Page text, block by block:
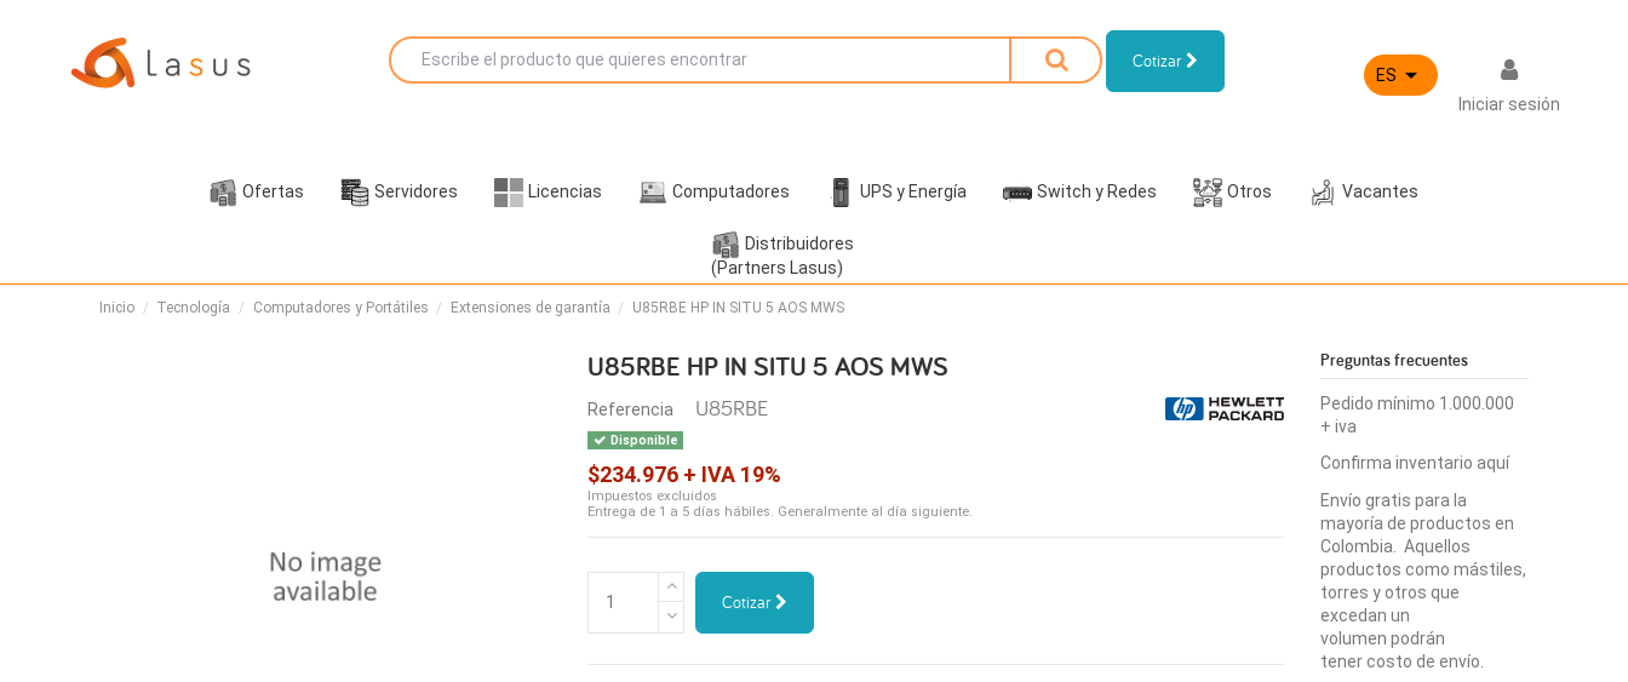
Cotizar
ES 
Iniciar sesión
Ofertas Servidores Licencias Computadores UPS y Energía Switch y Redes Otros Vacantes
Distribuidores
(Partners Lasus)
Inicio Tecnología Computadores y Portátiles Extensiones de garantía U85RBE HP IN SITU 5 AOS MWS
U85RBE HP IN SITU 5 AOS MWS
Referencia U85RBE
Disponible
$234.976 + IVA 19%
Impuestos excluidos
Entrega de 1 a 5 días hábiles. Generalmente al día siguiente.
Cotizar
Preguntas frecuentes
Pedido mínimo 1.000.000
+ iva
Confirma inventario aquí
Envío gratis para la
mayoría de productos en
Colombia. Aquellos
productos como mástiles,
torres y otros que
excedan un
volumen podrán
tener costo de envío.